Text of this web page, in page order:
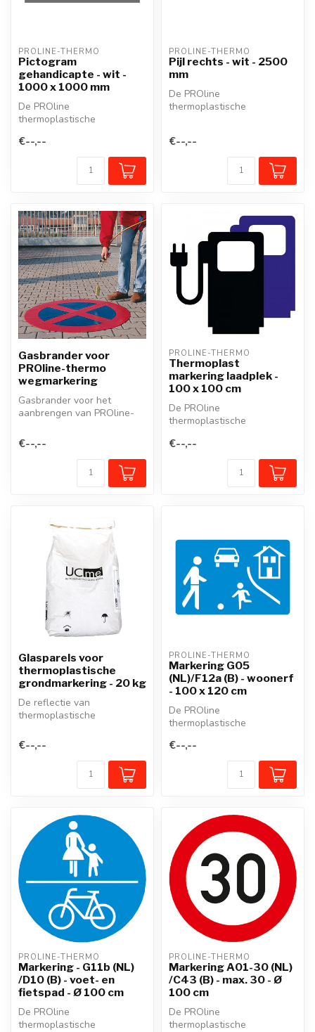
PROLINE-THERMO
Pictogram
gehandicapte - wit -
1000 x 1000 mm
De PROline
thermoplastische
voorgevormd
thermoplastisch mate...
€--,--
PROLINE-THERMO
Pijl rechts - wit - 2500
mm
De PROline
thermoplastische
thermoplastisch mate...
€--,--
Gasbrander voor
PROline-thermo
wegmarkering
Gasbrander voor het
aanbrengen van PROline-
wegmarkeringen.
€--,--
PROLINE-THERMO
Thermoplast
markering laadplek -
100 x 100 cm
De PROline
thermoplastische
voorgevormd
thermoplastisch mate...
€--,--
Glasparels voor
thermoplastische
grondmarkering - 20 kg
De reflectie van
thermoplastische
aanzienlijk door het...
€--,--
PROLINE-THERMO
Markering G05
(NL)/F12a (B) - woonerf
- 100 x 120 cm
De PROline
thermoplastische
voorgevormd
thermoplastisch mate...
€--,--
PROLINE-THERMO
Markering - G11b (NL)
/D10 (B) - voet- en
fietspad - Ø 100 cm
De PROline
thermoplastische
PROLINE-THERMO
Markering A01-30 (NL)
/C43 (B) - max. 30 - Ø
100 cm
De PROline
thermoplastische